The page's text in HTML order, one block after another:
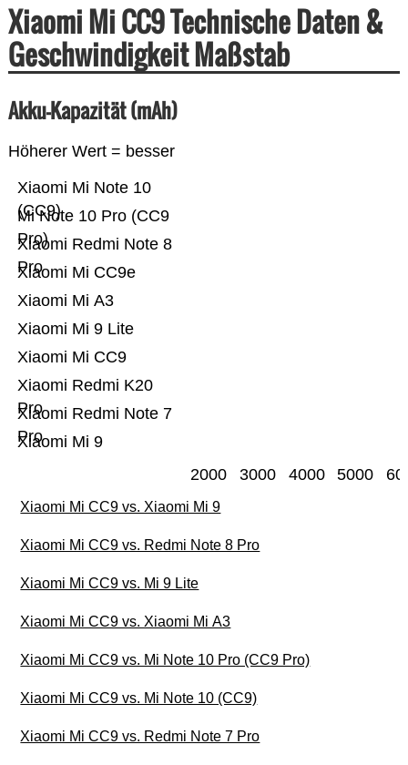
Xiaomi Mi CC9 Technische Daten &
Geschwindigkeit Maßstab
Akku-Kapazität (mAh)
Höherer Wert = besser
Xiaomi Mi 9
Xiaomi Redmi Note 7
Pro
Xiaomi Redmi K20
Pro
Xiaomi Mi CC9
Xiaomi Mi 9 Lite
Xiaomi Mi A3
Xiaomi Mi CC9e
Xiaomi Redmi Note 8
Pro
Mi Note 10 Pro (CC9
Pro)
Xiaomi Mi Note 10
(CC9)
2000 3000 4000 5000
Xiaomi Mi CC9 vs. Xiaomi Mi 9
Xiaomi Mi CC9 vs. Redmi Note 8 Pro
Xiaomi Mi CC9 vs. Mi 9 Lite
Xiaomi Mi CC9 vs. Xiaomi Mi A3
Xiaomi Mi CC9 vs. Mi Note 10 Pro (CC9 Pro)
Xiaomi Mi CC9 vs. Mi Note 10 (CC9)
Xiaomi Mi CC9 vs. Redmi Note 7 Pro